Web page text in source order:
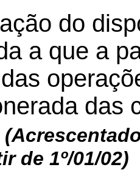
do
a que a
das
de 1º/01/02)